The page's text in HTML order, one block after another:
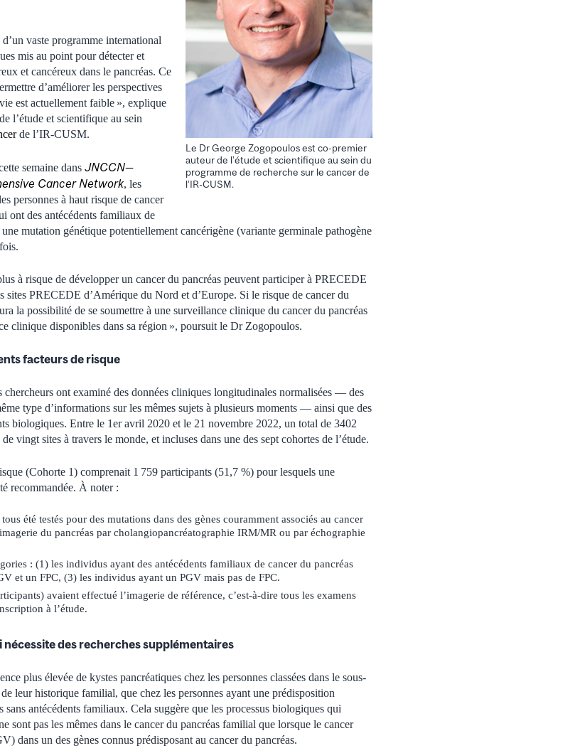
Le Dr George Zogopoulos est co-premier
auteur de l’étude et scientifique au sein du
programme de recherche sur le cancer de
l’IR-CUSM.
vaste programme international
mis au point pour détecter et
et cancéreux dans le pancréas. Ce
d’améliorer les perspectives
est actuellement faible », explique
l’étude et scientifique au sein
de l’IR-CUSM.
semaine dans JNCCN—
Cancer Network, les
personnes à haut risque de cancer
ont des antécédents familiaux de
mutation génétique potentiellement cancérigène (variante germinale pathogène
à risque de développer un cancer du pancréas peuvent participer à PRECEDE
sites PRECEDE d’Amérique du Nord et d’Europe. Si le risque de cancer du
la possibilité de se soumettre à une surveillance clinique du cancer du pancréas
clinique disponibles dans sa région », poursuit le Dr Zogopoulos.
facteurs de risque
chercheurs ont examiné des données cliniques longitudinales normalisées — des
type d’informations sur les mêmes sujets à plusieurs moments — ainsi que des
biologiques. Entre le 1er avril 2020 et le 21 novembre 2022, un total de 3402
vingt sites à travers le monde, et incluses dans une des sept cohortes de l’étude.
(Cohorte 1) comprenait 1 759 participants (51,7 %) pour lesquels une
recommandée. À noter :
été testés pour des mutations dans des gènes couramment associés au cancer
du pancréas par cholangiopancréatographie IRM/MR ou par échographie
: (1) les individus ayant des antécédents familiaux de cancer du pancréas
et un FPC, (3) les individus ayant un PGV mais pas de FPC.
avaient effectué l’imagerie de référence, c’est-à-dire tous les examens
à l’étude.
des recherches supplémentaires
plus élevée de kystes pancréatiques chez les personnes classées dans le sous-
leur historique familial, que chez les personnes ayant une prédisposition
sans antécédents familiaux. Cela suggère que les processus biologiques qui
sont pas les mêmes dans le cancer du pancréas familial que lorsque le cancer
dans un des gènes connus prédisposant au cancer du pancréas.